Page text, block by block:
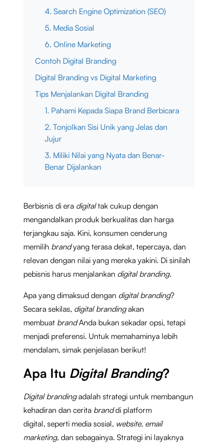
4. Search Engine Optimization (SEO)
5. Media Sosial
6. Online Marketing
Contoh Digital Branding
Digital Branding vs Digital Marketing
Tips Menjalankan Digital Branding
1. Pahami Kepada Siapa Brand Berbicara
2. Tonjolkan Sisi Unik yang Jelas dan
Jujur
3. Miliki Nilai yang Nyata dan Benar-
Benar Dijalankan
Berbisnis di era digitaltak cukup dengan
mengandalkan produk berkualitas dan harga
terjangkau saja. Kini, konsumen cenderung
memilih brandyang terasa dekat, tepercaya, dan
relevan dengan nilai yang mereka yakini. Di sinilah
pebisnis harus menjalankan digital branding.
Apa yang dimaksud dengan digital branding?
Secara sekilas, digital brandingakan
membuat brandAnda bukan sekadar opsi, tetapi
menjadi preferensi. Untuk memahaminya lebih
mendalam, simak penjelasan berikut!
Apa Itu Digital Branding?
Digital brandingadalah strategi untuk membangun
kehadiran dan cerita branddi platform
digital, seperti media sosial, website, email
marketing, dan sebagainya. Strategi ini layaknya